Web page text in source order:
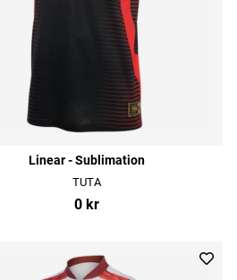
Linear - Sublimation
TUTA
0 kr